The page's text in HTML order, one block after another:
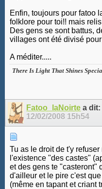
Enfin, toujours pour fatoo
folklore pour toi!! mais
Des gens se sont battus,
villages ont été divisé
A méditer.....
There Is Light That Shines
Fatoo_laNoirte a dit:
12/02/2008 15h54
Tu as le droit de t'y
l'existence "des castes"
et des gens te "casteront"
d'ailleur et le pire c'est
(même en tapant et criant